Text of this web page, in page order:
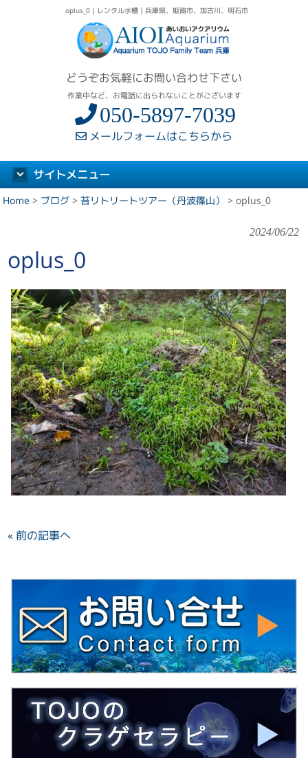
oplus_0｜レンタル水槽｜兵庫県、姫路市、加古川、明石市
どうぞお気軽にお問い合わせ下さい
作業中など、お電話に出られないことがございます
050-5897-7039
メールフォームはこちらから
サイトメニュー
Home > ブログ > 苔リトリートツアー（丹波篠山） > oplus_0
2024/06/22
oplus_0
« 前の記事へ